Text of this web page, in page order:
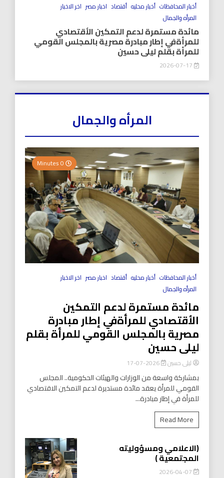
أخبار المحافظات أخبار محليه أقتصاد اخبار مصر اخر الاخبار
المرأه والجمال
مائدة مستمرة لدعم التمكين الأقتصادي
للمرأةفي إطار مبادرة مصرية بالمجلس القومي
للمرأة بقلم ليلى حسين
المرأه والجمال
أخبار المحافظات أخبار محليه أقتصاد اخبار مصر اخر الاخبار
المرأه والجمال
مائدة مستمرة لدعم التمكين
الأقتصادي للمرأةفي إطار مبادرة
مصرية بالمجلس القومي للمرأة بقلم
ليلى حسين
ليلى حسين 2026-07-17
بمشاركة واسعة من الوزارات والهيئات الحكومية.. المجلس
القومي للمرأة يعقد مائدة مستديرة لدعم التمكين الاقتصادي
للمرأة في إطار مبادرة...
Read More
(الاعلامي ومسؤوليته
المجتمعية )
2026-04-07